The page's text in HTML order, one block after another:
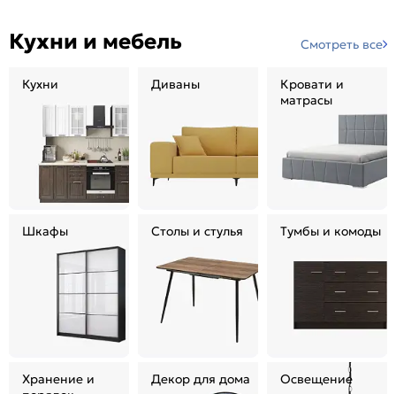
Кухни и мебель Смотреть все
Кухни Диваны
Кровати и
матрасы
Шкафы Столы и стулья Тумбы и комоды
Хранение и
Декор для дома Освещение